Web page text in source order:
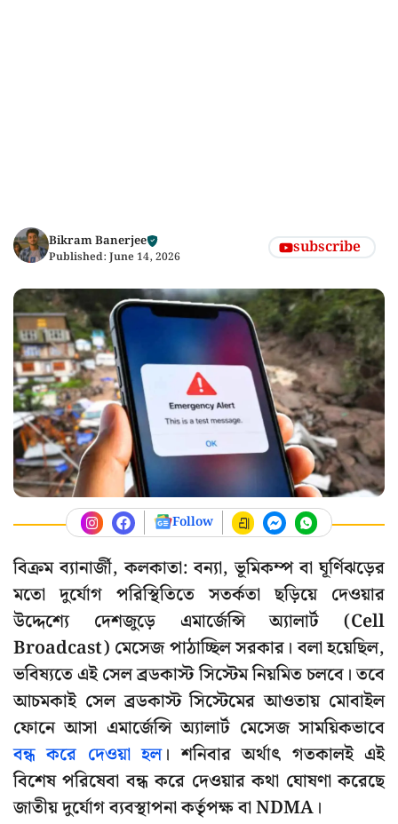
Bikram Banerjee
Published: June 14, 2026 subscribe
Follow
বিক্রম ব্যানার্জী, কলকাতা: বন্যা, ভূমিকম্প বা ঘূর্ণিঝড়ের
মতো দুর্যোগ পরিস্থিতিতে সতর্কতা ছড়িয়ে দেওয়ার
উদ্দেশ্যে দেশজুড়ে এমার্জেন্সি অ্যালার্ট (Cell
Broadcast) মেসেজ পাঠাচ্ছিল সরকার। বলা হয়েছিল,
ভবিষ্যতে এই সেল ব্রডকাস্ট সিস্টেম নিয়মিত চলবে। তবে
আচমকাই সেল ব্রডকাস্ট সিস্টেমের আওতায় মোবাইল
ফোনে আসা এমার্জেন্সি অ্যালার্ট মেসেজ সাময়িকভাবে
বন্ধ করে দেওয়া হল। শনিবার অর্থাৎ গতকালই এই
বিশেষ পরিষেবা বন্ধ করে দেওয়ার কথা ঘোষণা করেছে
জাতীয় দুর্যোগ ব্যবস্থাপনা কর্তৃপক্ষ বা NDMA।